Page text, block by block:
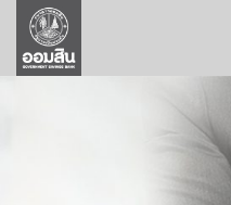
ลูกค้าธุรกิจ
ลูกค้าผู้ประกอบรายย่อย